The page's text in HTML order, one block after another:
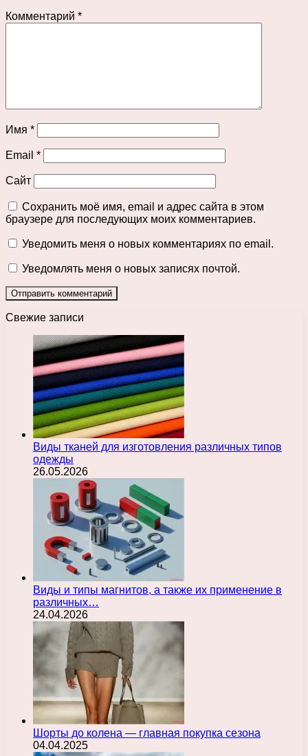
Комментарий *
Имя *
Email *
Сайт
Сохранить моё имя, email и адрес сайта в этом
браузере для последующих моих комментариев.
Уведомить меня о новых комментариях по email.
Уведомлять меня о новых записях почтой.
Свежие записи
Виды тканей для изготовления различных типов
одежды
26.05.2026
Виды и типы магнитов, а также их применение в
различных…
24.04.2026
Шорты до колена — главная покупка сезона
04.04.2025